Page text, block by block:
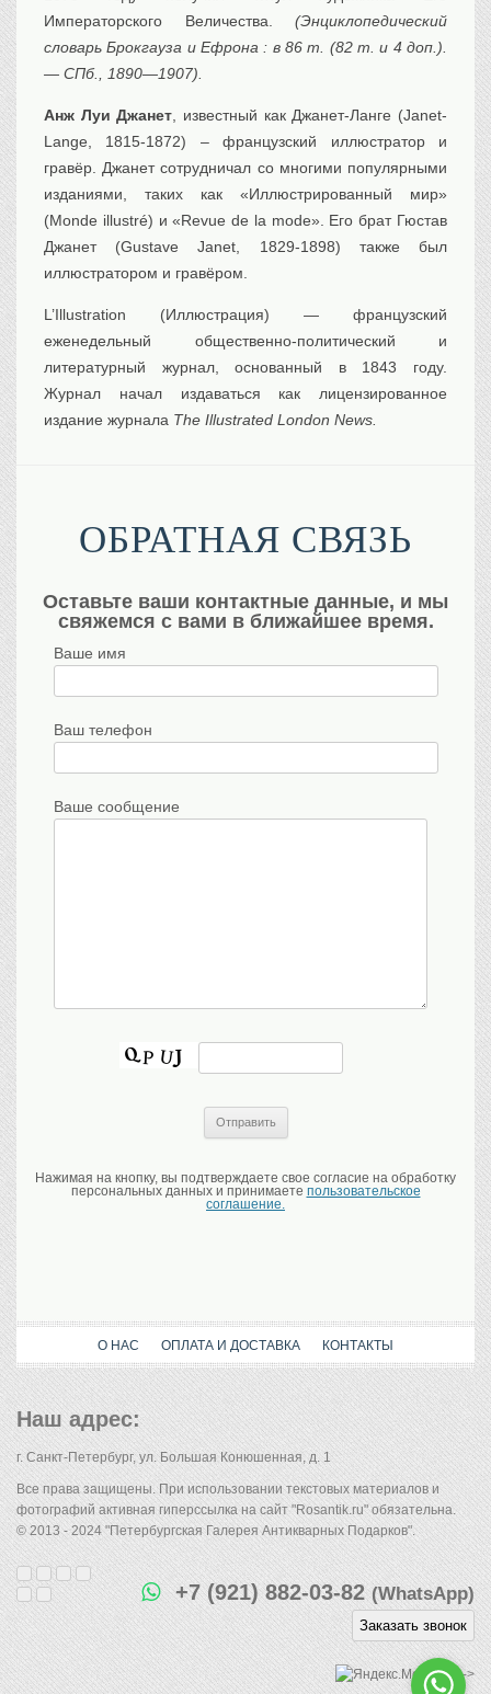
Императорского Величества.
(Энциклопедический
словарь Брокгауза и Ефрона : в 86 т. (82 т. и 4 доп.).
— СПб., 1890—1907).
Анж Луи Джанет , известный как Джанет-Ланге (Janet-
Lange, 1815-1872) – французский иллюстратор и
гравёр. Джанет сотрудничал со многими популярными
изданиями, таких как «Иллюстрированный мир»
(Monde illustré) и «Revue de la mode». Его брат Гюстав
Джанет (Gustave Janet, 1829-1898) также был
иллюстратором и гравёром.
L’Illustration (Иллюстрация) — французский
еженедельный общественно-политический и
литературный журнал, основанный в 1843 году.
Журнал начал издаваться как лицензированное
издание журнала The Illustrated London News.
ОБРАТНАЯ СВЯЗЬ
Оставьте ваши контактные данные, и мы
свяжемся с вами в ближайшее время.
Ваше имя
Ваш телефон
Ваше сообщение
Нажимая на кнопку, вы подтверждаете свое согласие на обработку
персональных данных и принимаете пользовательское
соглашение.
О НАС ОПЛАТА И ДОСТАВКА КОНТАКТЫ
Наш адрес:
г. Санкт-Петербург, ул. Большая Конюшенная, д. 1
Все права защищены. При использовании текстовых материалов и
фотографий активная гиперссылка на сайт "Rosantik.ru" обязательна.
© 2013 - 2024 "Петербургская Галерея Антикварных Подарков".
+7 (921) 882-03-82(WhatsApp)
Заказать звонок
-->